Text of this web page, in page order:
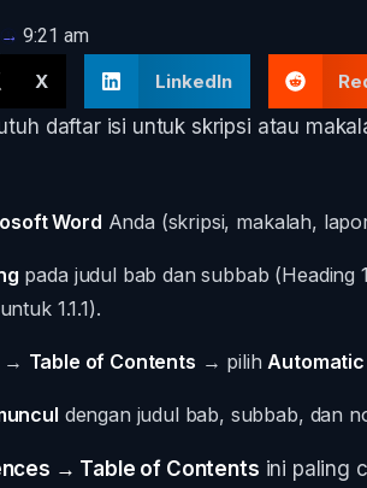
9:21 am
X LinkedIn
daftar isi untuk skripsi atau
Word Anda (skripsi, makalah,
pada judul bab dan subbab (Heading
1.1.1).
→ Table of Contents → pilih Automatic
dengan judul bab, subbab, dan
→ Table of Contents ini paling